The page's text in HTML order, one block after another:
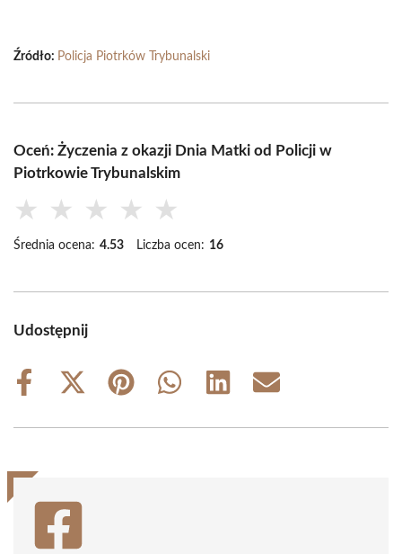
Źródło: Policja Piotrków Trybunalski
Oceń: Życzenia z okazji Dnia Matki od Policji w
Piotrkowie Trybunalskim
★ ★ ★ ★ ★
Średnia ocena: 4.53 Liczba ocen: 16
Udostępnij
Share
Share
(Twitter)
Share
Share
Share
Share